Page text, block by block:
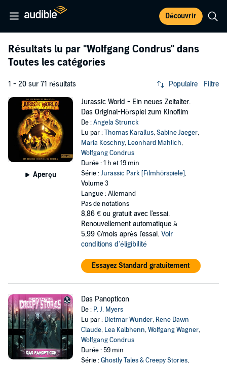
Découvrir
Résultats lu par "Wolfgang Condrus" dans
Toutes les catégories
1 - 20 sur 71 résultats Populaire Filtre
Aperçu
Jurassic World - Ein neues Zeitalter.
Das Original-Hörspiel zum Kinofilm
De :Angela Strunck
Lu par :Thomas Karallus,Sabine Jaeger,
Maria Koschny, Leonhard Mahlich,
Wolfgang Condrus
Durée : 1 h et 19 min
Série :Jurassic Park [Filmhörspiele],
Volume 3
Langue : Allemand
Pas de notations
8,86 € ou gratuit avec l'essai.
Renouvellement automatique à
5,99 €/mois après l'essai. Voir
conditions d'éligibilité
Essayez Standard gratuitement
Das Panopticon
De : P. J. Myers
Lu par : Dietmar Wunder, Rene Dawn
Claude, Lea Kalbhenn,Wolfgang Wagner,
Wolfgang Condrus
Durée : 59 min
Série :Ghostly Tales & Creepy Stories,